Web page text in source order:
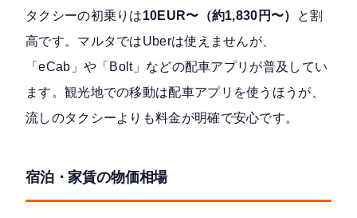
タクシーの初乗りは10EUR〜（約1,830円〜）
と割
高です。マルタではUberは使えませんが、
「eCab」や「Bolt」などの配車アプリが普及してい
ます。観光地での移動は配車アプリを使うほうが、
流しのタクシーよりも料金が明確で安心です。
宿泊・家賃の物価相場